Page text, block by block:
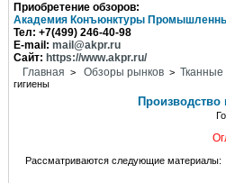
Приобретение обзоров:
Академия Конъюнктуры
Тел: +7(499) 246-40-98
E-mail: mail@akpr.ru
Сайт: https://www.akpr.ru/
Главная > Обзоры рынков >
гигиены
Рассматриваются следующие материалы: